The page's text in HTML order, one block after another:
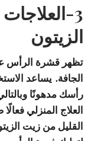
3-
الزيتون
تظهر قشرة الرأس
الجافة. يساعد
رأسك مدهونًا
العلاج المنزلي
القليل من زيت